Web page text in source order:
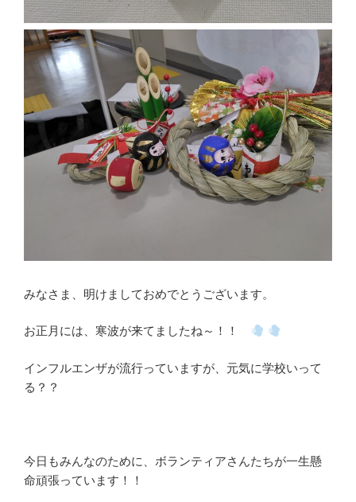
みなさま、明けましておめでとうございます。
お正月には、寒波が来てましたね～！！
インフルエンザが流行っていますが、元気に学校いって
る？？
今日もみんなのために、ボランティアさんたちが一生懸
命頑張っています！！